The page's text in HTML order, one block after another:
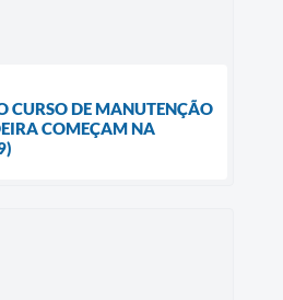
CURSO DE MANUTENÇÃO
COMEÇAM NA